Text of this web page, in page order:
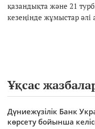
қазандықта және 21
кезеңінде жұмыстар әлі
Ұқсас
Дүниежүзілік Банк
көрсету бойынша